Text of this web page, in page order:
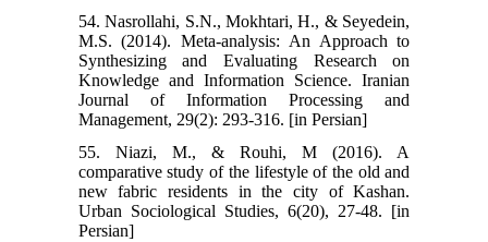
54. Nasrollahi, S.N., Mokhtari, H., & Seyedein,
M.S. (2014). Meta-analysis: An Approach to
Synthesizing and Evaluating Research on
Knowledge and Information Science. Iranian
Journal of Information Processing and
Management, 29(2): 293-316. [in Persian]
55. Niazi, M., & Rouhi, M (2016). A
comparative study of the lifestyle of the old and
new fabric residents in the city of Kashan.
Urban Sociological Studies, 6(20), 27-48. [in
Persian]